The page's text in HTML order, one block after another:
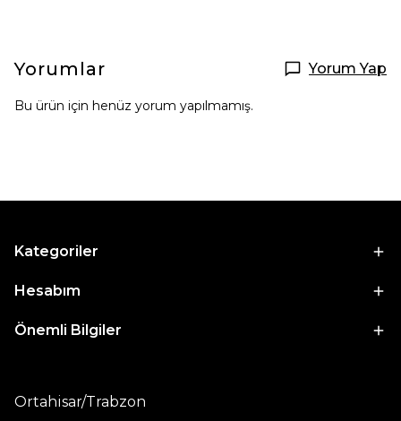
Yorumlar Yorum Yap
Bu ürün için henüz yorum yapılmamış.
Kategoriler
Hesabım
Önemli Bilgiler
Ortahisar/Trabzon